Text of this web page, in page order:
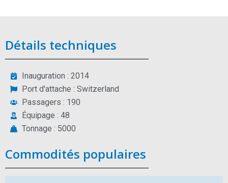
Détails techniques
Inauguration : 2014
Port d'attache : Switzerland
Passagers : 190
Équipage : 48
Tonnage : 5000
Commodités populaires